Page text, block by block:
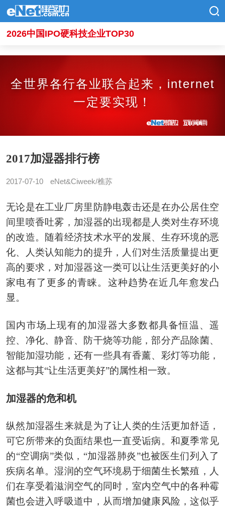
2026中国IPO硬科技企业TOP30
全世界各行各业联合起来，internet
一定要实现！
2017加湿器排行榜
2017-07-10 eNet&Ciweek/樵苏
无论是在工业厂房里防静电轰击还是在办公居住空
间里喷香吐雾，加湿器的出现都是人类对生存环境
的改造。随着经济技术水平的发展、生存环境的恶
化、人类认知能力的提升，人们对生活质量提出更
高的要求，对加湿器这一类可以让生活更美好的小
家电有了更多的青睐。这种趋势在近几年愈发凸
显。
国内市场上现有的加湿器大多数都具备恒温、遥
控、净化、静音、防干烧等功能，部分产品除菌、
智能加湿功能，还有一些具有香薰、彩灯等功能，
这都与其“让生活更美好”的属性相一致。
加湿器的危和机
纵然加湿器生来就是为了让人类的生活更加舒适，
可它所带来的负面结果也一直受诟病。和夏季常见
的“空调病”类似，“加湿器肺炎”也被医生们列入了
疾病名单。湿润的空气环境易于细菌生长繁殖，人
们在享受着滋润空气的同时，室内空气中的各种霉
菌也会进入呼吸道中，从而增加健康风险，这似乎